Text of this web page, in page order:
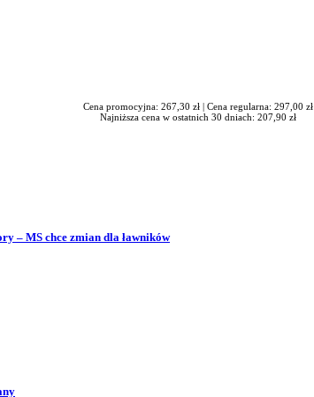
Cena promocyjna: 267,30 zł | Cena regularna: 297,00 zł
Najniższa cena w ostatnich 30 dniach: 207,90 zł
– MS chce zmian dla ławników